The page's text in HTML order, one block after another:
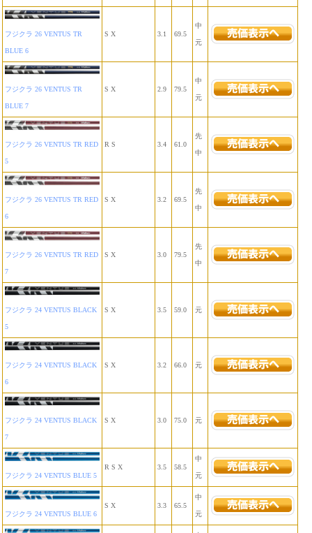
フジクラ 26 VENTUS TR
BLUE 6
S X 3.1 69.5
中
元
フジクラ 26 VENTUS TR
BLUE 7
S X 2.9 79.5
中
元
フジクラ 26 VENTUS TR RED
5
R S 3.4 61.0
先
中
フジクラ 26 VENTUS TR RED
6
S X 3.2 69.5
先
中
フジクラ 26 VENTUS TR RED
7
S X 3.0 79.5
先
中
フジクラ 24 VENTUS BLACK
5
S X 3.5 59.0 元
フジクラ 24 VENTUS BLACK
6
S X 3.2 66.0 元
フジクラ 24 VENTUS BLACK
7
S X 3.0 75.0 元
フジクラ 24 VENTUS BLUE 5
R S X 3.5 58.5
中
元
フジクラ 24 VENTUS BLUE 6
S X 3.3 65.5
中
元